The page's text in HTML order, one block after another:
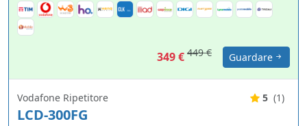
349 € 449 € Guardare
Vodafone Ripetitore
LCD-300FG
5 (1)